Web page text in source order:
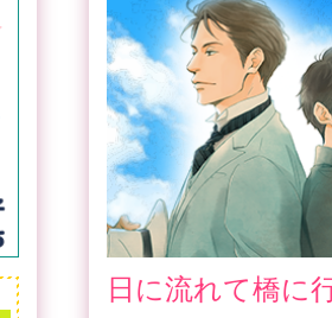
日に流れて橋に